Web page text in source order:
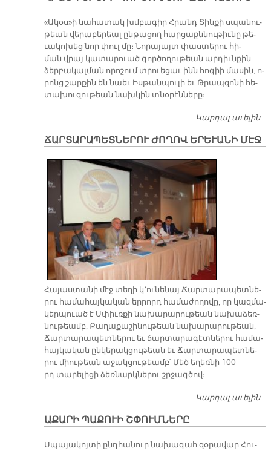
«Ա­կօս»ի նա­հա­տակ խմբա­գիր Հրանդ Տին­քի սպա­նու­
թեան վե­րա­բե­րեալ ըն­թա­ցող հար­ցաքն­նու­թիւ­նը թե­
ւա­կո­խեց նոր փուլ մը։ Նո­րա­յայտ փաս­տե­րու հի­
ման վրայ կա­տա­րուած գոր­ծո­ղու­թեան ար­դիւն­քին
ձեր­բա­կալ­ման ո­րո­շում տրուե­ցաւ ինն հո­գիի մա­սին, ո­
րոնց շար­քին են նաեւ Իս­թան­պու­լի եւ Թրապ­զո­նի հե­
տա­խու­զու­թեան նախ­կին տնօ­րէն­նե­րը։
Կարդալ աւելին
ՃԱՐՏԱՐԱՊԵՏՆԵՐՈՒ ԺՈՂՈՎ ԵՐԵՒԱՆԻ ՄԷՋ
Հա­յաս­տա­նի մէջ տե­ղի կ՚ու­նե­նայ Ճար­տա­րա­պետ­նե­
րու հա­մա­հայ­կա­կան եր­րորդ հա­մա­ժո­ղո­վը, որ կազ­մա­
կեր­պուած է Սփիւռ­քի նա­խա­րա­րու­թեան նա­խա­ձեռ­
նու­թեամբ, Քա­ղա­քա­շի­նու­թեան նա­խա­րա­րու­թեան,
Ճար­տա­րա­պետ­նե­րու եւ ճար­տա­րա­գէտ­նե­րու հա­մա­
հայ­կա­կան ըն­կե­րակ­ցու­թեան եւ Ճար­տա­րա­պետ­նե­
րու միու­թեան ա­ջակ­ցու­թեամբ՝ Մեծ ե­ղեռ­նի 100-
րդ տա­րե­լի­ցի ձեռ­նարկ­նե­րու շրջագ­ծով։
Կարդալ աւելին
ԱՔԱՐԻ ՊԱՔՈՒԻ ՇՓՈՒՄՆԵՐԸ
Սպա­յա­կոյ­տի ընդ­հա­նուր նա­խա­գահ զօ­րա­վար Հու­